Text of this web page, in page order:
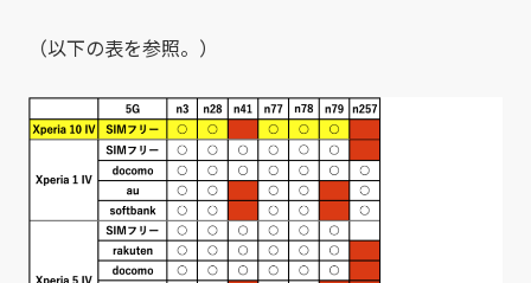
（以下の表を参照。）